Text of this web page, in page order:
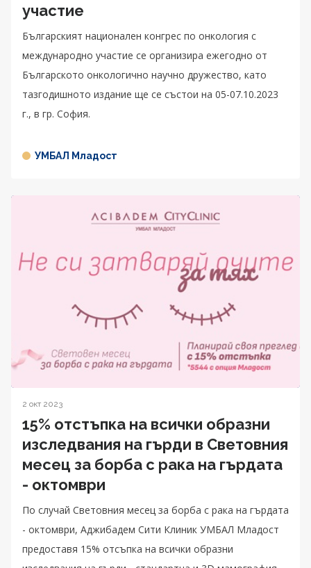
участие
Българският национален конгрес по онкология с
международно участие се организира ежегодно от
Българското онкологично научно дружество, като
тазгодишното издание ще се състои на 05-07.10.2023
г., в гр. София.
УМБАЛ Младост
2 окт 2023
15% отстъпка на всички образни
изследвания на гърди в Световния
месец за борба с рака на гърдата
- октомври
По случай Световния месец за борба с рака на гърдата
- октомври, Аджибадем Сити Клиник УМБАЛ Младост
предоставя 15% отсъпка на всички образни